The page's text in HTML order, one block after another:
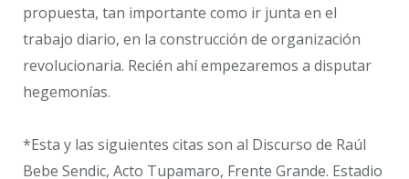
propuesta, tan importante como ir junta en el
trabajo diario, en la construcción de organización
revolucionaria. Recién ahí empezaremos a disputar
hegemonías.
*Esta y las siguientes citas son al Discurso de Raúl
Bebe Sendic, Acto Tupamaro, Frente Grande. Estadio